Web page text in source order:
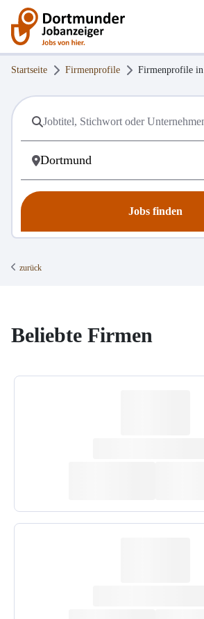
Startseite Firmenprofile Firmenprofile in
Jobs finden
zurück
Beliebte Firmen